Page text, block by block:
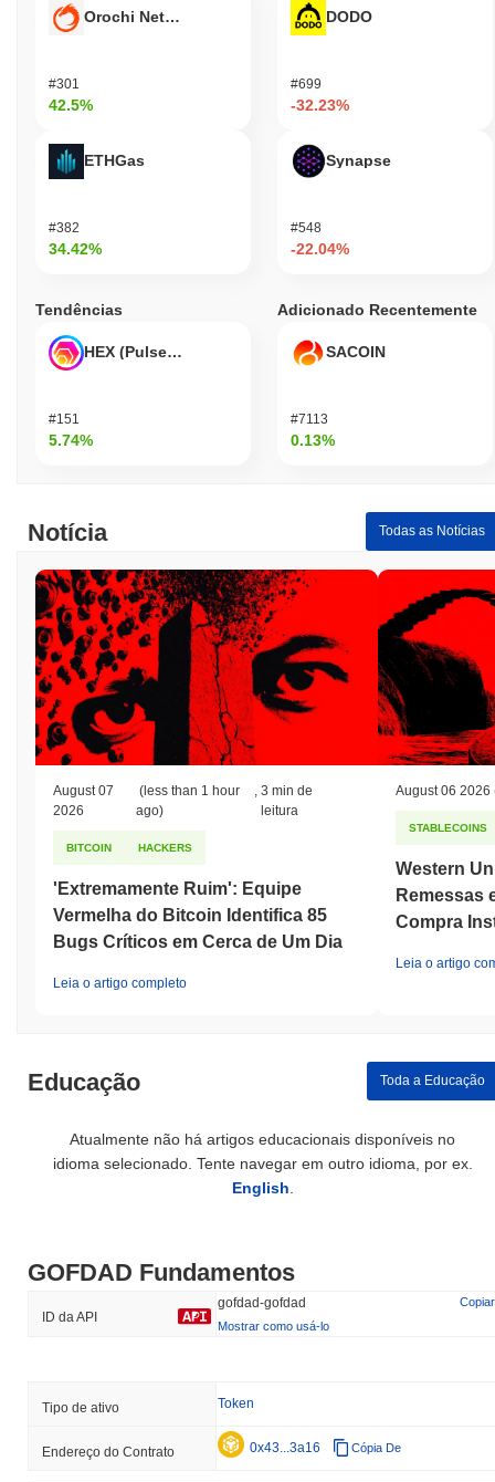
Orochi Network
#301
42.5%
ETHGas
#382
34.42%
DODO
#699
-32.23%
Synapse
#548
-22.04%
Tendências
HEX (Pulsechain)
#151
5.74%
Adicionado Recentemente
SACOIN
#7113
0.13%
Notícia Todas as Notícias
August 07
2026
(less than 1 hour
ago)
,3 min de
leitura
BITCOIN HACKERS
'Extremamente Ruim': Equipe
Vermelha do Bitcoin Identifica 85
Bugs Críticos em Cerca de Um Dia
Leia o artigo completo
August 06 2026
STABLECOINS
Western
Remessas
Compra
Leia o artigo
Educação Toda a Educação
Atualmente não há artigos educacionais disponíveis no
idioma selecionado. Tente navegar em outro idioma, por ex.
English
GOFDAD Fundamentos
ID da API
gofdad-gofdad
Copiar
Mostrar como usá-lo
Tipo de ativo Token
Endereço do Contrato 0x43...3a16 Cópia De